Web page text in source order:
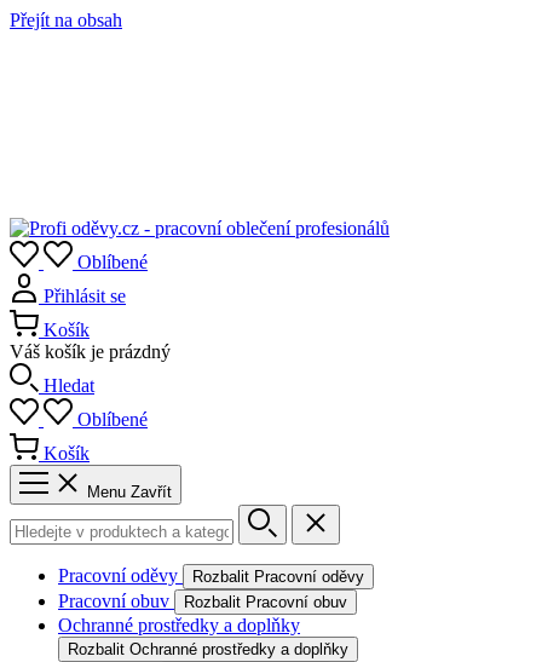
Přejít na obsah
Oblíbené
Přihlásit se
Košík
Váš košík je prázdný
Hledat
Oblíbené
Košík
Menu Zavřít
Pracovní oděvy Rozbalit Pracovní oděvy
Pracovní obuv Rozbalit Pracovní obuv
Ochranné prostředky a doplňky
Rozbalit Ochranné prostředky a doplňky